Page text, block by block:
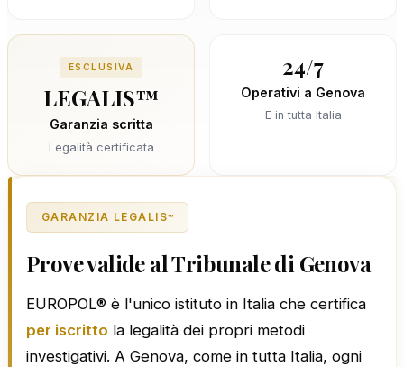
ESCLUSIVA
LEGALIS™
Garanzia scritta
Legalità certificata
24/7
Operativi a Genova
E in tutta Italia
GARANZIA LEGALIS™
Prove valide al Tribunale di Genova
EUROPOL® è l'unico istituto in Italia che certifica
per iscritto la legalità dei propri metodi
investigativi. A Genova, come in tutta Italia, ogni